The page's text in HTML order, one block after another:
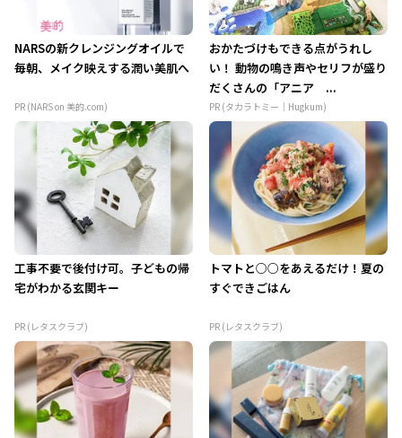
NARSの新クレンジングオイルで
毎朝、メイク映えする潤い美肌へ
PR (NARS on 美的.com)
おかたづけもできる点がうれし
い！ 動物の鳴き声やセリフが盛り
だくさんの「アニア ...
PR (タカラトミー｜Hugkum)
工事不要で後付け可。子どもの帰
宅がわかる玄関キー
PR (レタスクラブ)
トマトと○○をあえるだけ！夏の
すぐできごはん
PR (レタスクラブ)